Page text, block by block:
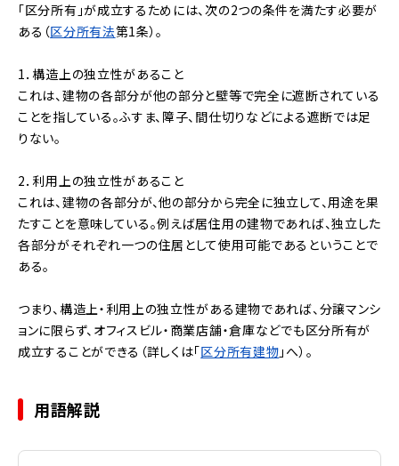
「区分所有」が成立するためには、次の2つの条件を満たす必要が
ある（区分所有法第1条）。
1．構造上の独立性があること
これは、建物の各部分が他の部分と壁等で完全に遮断されている
ことを指している。ふすま、障子、間仕切りなどによる遮断では足
りない。
2．利用上の独立性があること
これは、建物の各部分が、他の部分から完全に独立して、用途を果
たすことを意味している。例えば居住用の建物であれば、独立した
各部分がそれぞれ一つの住居として使用可能であるということで
ある。
つまり、構造上・利用上の独立性がある建物であれば、分譲マンシ
ョンに限らず、オフィスビル・商業店舗・倉庫などでも区分所有が
成立することができる（詳しくは「区分所有建物 」へ）。
用語解説